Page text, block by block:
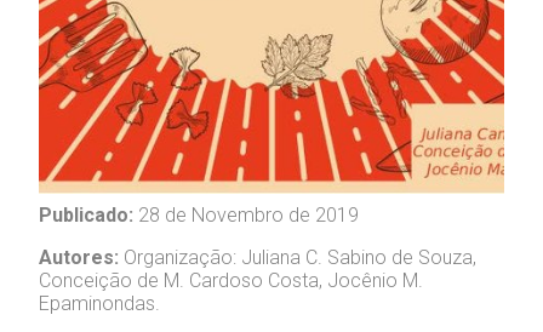
Publicado: 28 de Novembro de 2019
Autores: Organização: Juliana C. Sabino de Souza,
Conceição de M. Cardoso Costa, Jocênio M.
Epaminondas.